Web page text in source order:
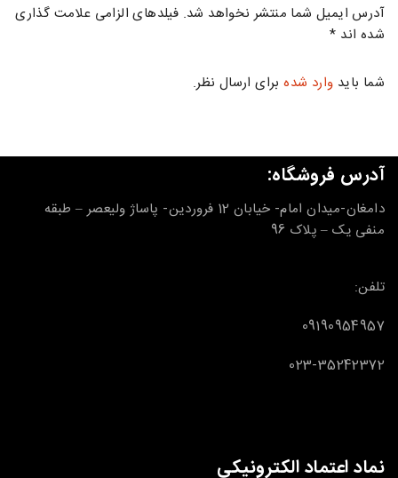
آدرس ایمیل شما منتشر نخواهد شد. فیلدهای الزامی علامت گذاری
شده اند *
شما باید وارد شدهبرای ارسال نظر.
آدرس فروشگاه:
دامغان-میدان امام- خیابان 12 فروردین- پاساژ ولیعصر – طبقه
منفی یک – پلاک 96
تلفن:
09190954957
023-35242372
نماد اعتماد الکترونیکی